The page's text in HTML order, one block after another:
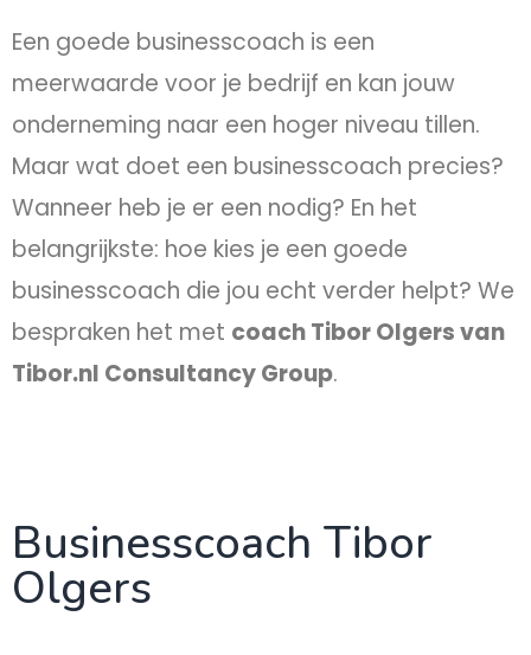
Een goede businesscoach is een
meerwaarde voor je bedrijf en kan jouw
onderneming naar een hoger niveau tillen.
Maar wat doet een businesscoach precies?
Wanneer heb je er een nodig? En het
belangrijkste: hoe kies je een goede
businesscoach die jou echt verder helpt? We
bespraken het met coach Tibor Olgers van
Tibor.nl Consultancy Group.
Businesscoach Tibor
Olgers